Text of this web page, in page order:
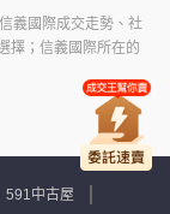
義國際成交走勢、社
擇；信義國際所在的
591中古屋